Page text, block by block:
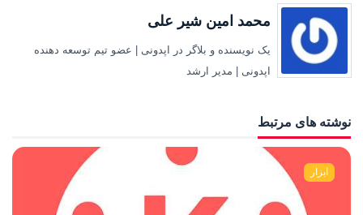
محمد امین شیر علی
یک نویسنده و بلاگر در اپدونی | عضو تیم توسعه دهنده
اپدونی | مدیر ارشد
نوشته های مرتبط
ابزار